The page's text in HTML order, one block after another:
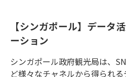
【シンガポール】データ
ーション
シンガポール政府観光局は、
ど様々なチャネルから得られ